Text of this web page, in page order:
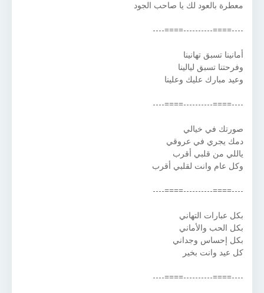
معطرة بالعود لك يا صاحب الجود
----====----------====----
أمانينا تسبق تهانينا
وفرحتنا تسبق ليالينا
وعيد مبارك عليك وعلينا
----====----------====----
صورتك في خيالي
دمك يجري في عروقي
ياللي من قلبي أقرب
وكل عام وانت لقلبي أقرب
----====----------====----
بكل عبارات التهاني
بكل الحب والأماني
بكل إحساس وجداني
كل عيد وانت بخير
----====----------====----